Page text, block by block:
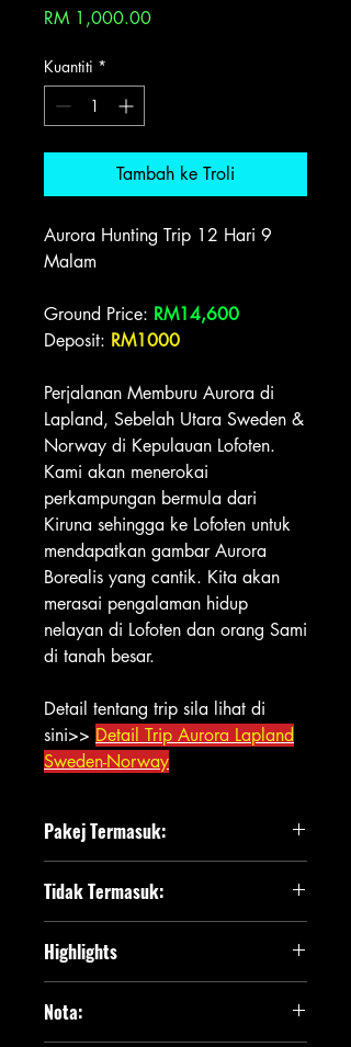
RM 1,000.00Harga
Kuantiti *
Tambah ke Troli
Aurora Hunting Trip 12 Hari 9
Malam
Ground Price: RM14,600
Deposit: RM1000
Perjalanan Memburu Aurora di
Lapland, Sebelah Utara Sweden &
Norway di Kepulauan Lofoten.
Kami akan menerokai
perkampungan bermula dari
Kiruna sehingga ke Lofoten untuk
mendapatkan gambar Aurora
Borealis yang cantik. Kita akan
merasai pengalaman hidup
nelayan di Lofoten dan orang Sami
di tanah besar.
Detail tentang trip sila lihat di
sini>> Detail Trip Aurora Lapland
Sweden-Norway
Pakej Termasuk:
dan Balik
Kereta Sewa yang besar dan selesa
Minyak Kenderaan dan Parking
sepanjang kegunaan di sana
Penginapan 10 malam sepanjang
trip
Tidak Termasuk:
dari KL / Return
Travel Insurans
Perbelanjaan Sendiri
Aktiviti Tambahan: Snow Mobile,
Highlights
Kiruna
Narvik
Nota: